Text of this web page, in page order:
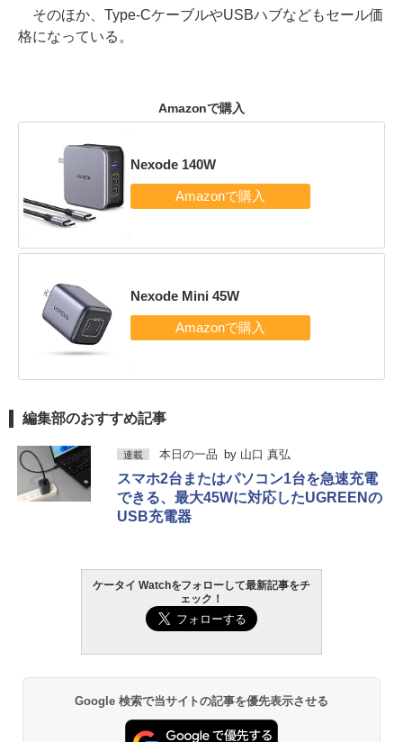
そのほか、Type-CケーブルやUSBハブなどもセール価
格になっている。
Amazonで購入
Nexode 140W
Nexode Mini 45W
編集部のおすすめ記事
連載 本日の一品 by 山口 真弘
スマホ2台またはパソコン1台を急速充電
できる、最大45Wに対応したUGREENの
USB充電器
ケータイ Watchをフォローして最新記事をチ
ェック！
Google 検索で当サイトの記事を優先表示させる